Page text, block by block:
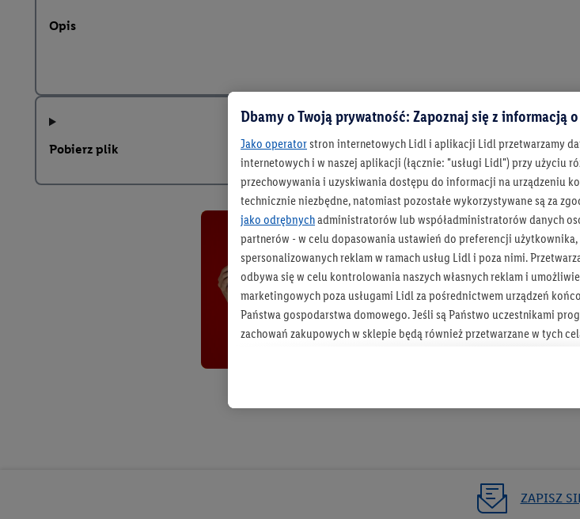
Opis
Pobierz plik
ZAPISZ
Dbamy o Twoją prywatność: Zapoznaj się z informacją
Jako operatorstron internetowych Lidl i aplikacji Lidl przetwarzamy
internetowych i w naszej aplikacji (łącznie: "usługi Lidl") przy użyciu
przechowywania i uzyskiwania dostępu do informacji na urządzeniu
technicznie niezbędne, natomiast pozostałe wykorzystywane są za
jako odrębnychadministratorów lub współadministratorów danych
partnerów - w celu dopasowania ustawień do preferencji
spersonalizowanych reklam w ramach usług Lidl i poza nimi.
odbywa się w celu kontrolowania naszych własnych reklam i
marketingowych poza usługami Lidl za pośrednictwem urządzeń
Państwa gospodarstwa domowego. Jeśli są Państwo uczestnikami
zachowań zakupowych w sklepie będą również przetwarzane w tych
jako niezależny
Tworzenie spersonalizowanych reklam opiera się na generowaniu
końcowych w celu tworzenia grup docelowych (tzw. segmentów). W
przetwarzanie odbywa się również w celu pomiaru wydajności/